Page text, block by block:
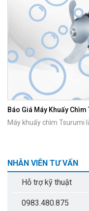
Báo Giá Máy Khuấy
Máy khuấy chìm Tsurumi
NHÂN VIÊN TƯ VẤN
Hỗ trợ kỹ thuật
0983.480.875